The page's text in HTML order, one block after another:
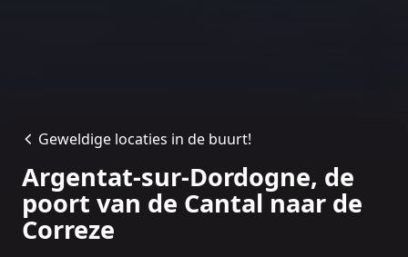
Geweldige locaties in de buurt!
Argentat-sur-Dordogne, de
poort van de Cantal naar de
Correze